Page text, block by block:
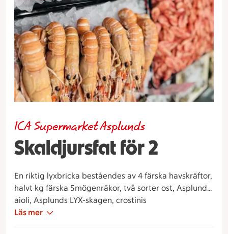
Skaldjursfat för 2
ICA Supermarket Asplunds
En riktig lyxbricka beståendes av 4 färska havskräftor,
halvt kg färska Smögenräkor, två sorter ost, Asplunds
aioli, Asplunds LYX-skagen, crostinis
Läs mer